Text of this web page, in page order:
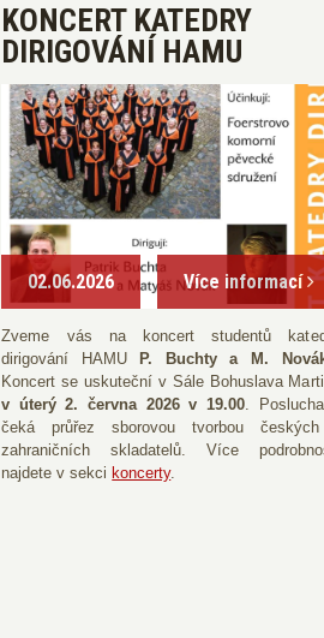
KONCERT KATEDRY
DIRIGOVÁNÍ HAMU
02.06.2026 Více informací
Zveme vás na koncert studentů
dirigování HAMU
P. Buchty a M.
Koncert se uskuteční v Sále Bohuslava
v úterý 2. června 2026 v 19.00.
čeká průřez sborovou tvorbou
zahraničních skladatelů. Více
najdete v sekci koncerty.